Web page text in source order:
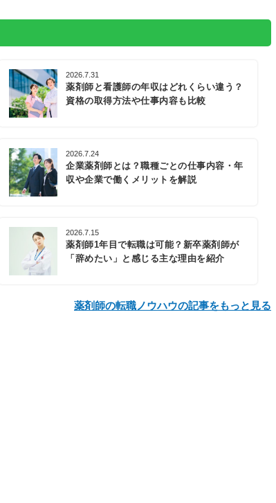
2026.7.31
薬剤師と看護師の年収はどれくらい違う？
資格の取得方法や仕事内容も比較
2026.7.24
企業薬剤師とは？職種ごとの仕事内容・年
収や企業で働くメリットを解説
2026.7.15
薬剤師1年目で転職は可能？新卒薬剤師が
「辞めたい」と感じる主な理由を紹介
薬剤師の転職ノウハウの記事をもっと見る